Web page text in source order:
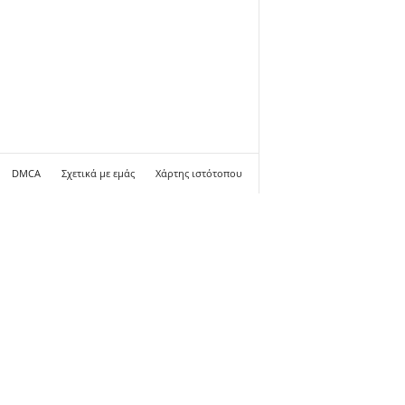
DMCA Σχετικά με εμάς Χάρτης ιστότοπου